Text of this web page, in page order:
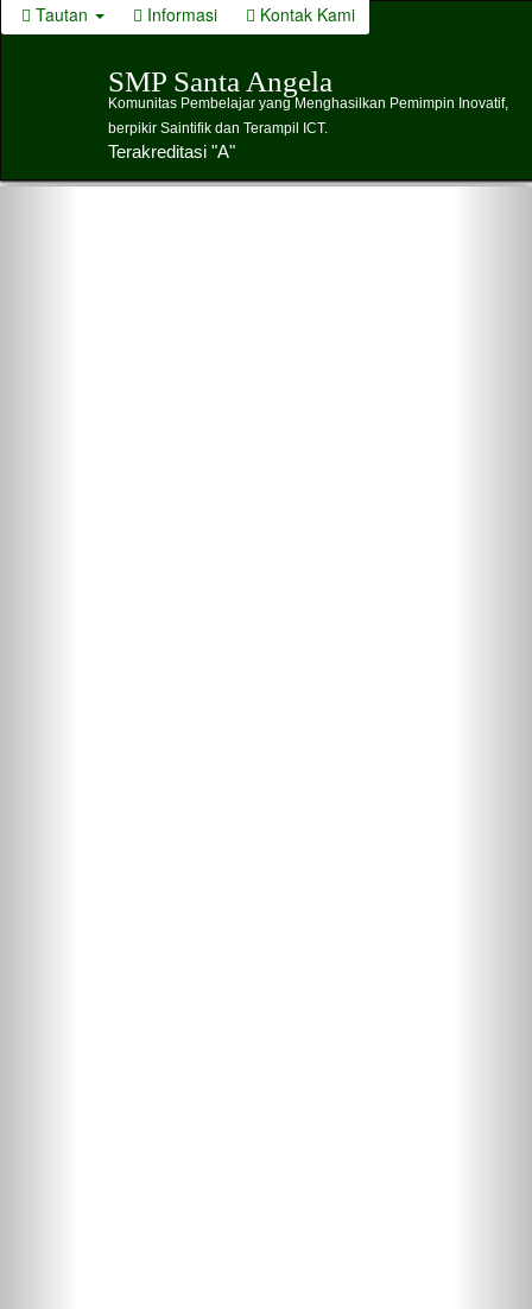
Tautan Informasi Kontak Kami
SMP Santa Angela
Komunitas Pembelajar yang Menghasilkan Pemimpin Inovatif,
berpikir Saintifik dan Terampil ICT.
Terakreditasi "A"